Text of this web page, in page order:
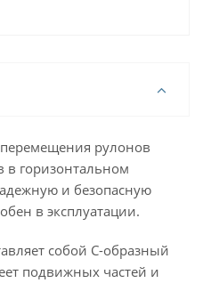
рулонов
в горизонтальном
и безопасную
в эксплуатации.
собой С-образный
подвижных частей и